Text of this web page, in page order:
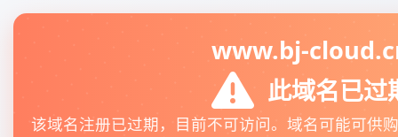
www.bj-
此域名已过
该域名注册已过期，目前不可访问。域名可能可供